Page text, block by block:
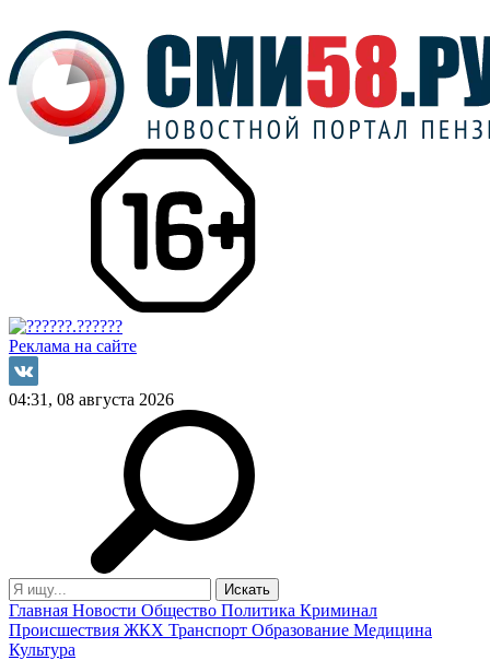
Реклама на сайте
04:31, 08 августа 2026
Главная Новости Общество Политика Криминал
Происшествия ЖКХ Транспорт Образование Медицина
Культура